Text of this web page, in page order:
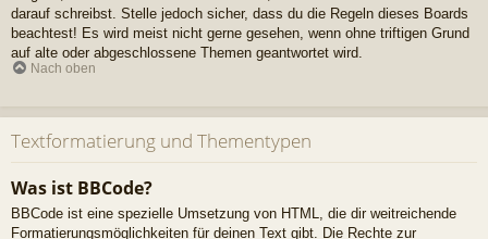
darauf schreibst. Stelle jedoch sicher, dass du die Regeln dieses Boards
beachtest! Es wird meist nicht gerne gesehen, wenn ohne triftigen Grund
auf alte oder abgeschlossene Themen geantwortet wird.
Nach oben
Textformatierung und Thementypen
Was ist BBCode?
BBCode ist eine spezielle Umsetzung von HTML, die dir weitreichende
Formatierungsmöglichkeiten für deinen Text gibt. Die Rechte zur